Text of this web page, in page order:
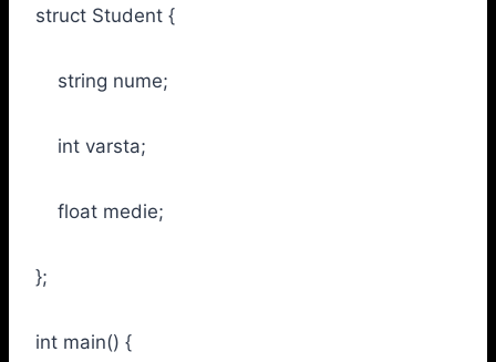
struct Student {
string nume;
int varsta;
float medie;
};
int main() {